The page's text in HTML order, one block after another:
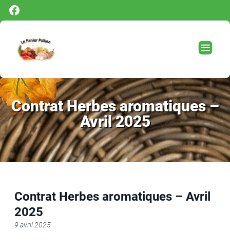
Contrat Herbes aromatiques –
Avril 2025
Contrat Herbes aromatiques – Avril
2025
9 avril 2025
Panneau de gestion des cookies